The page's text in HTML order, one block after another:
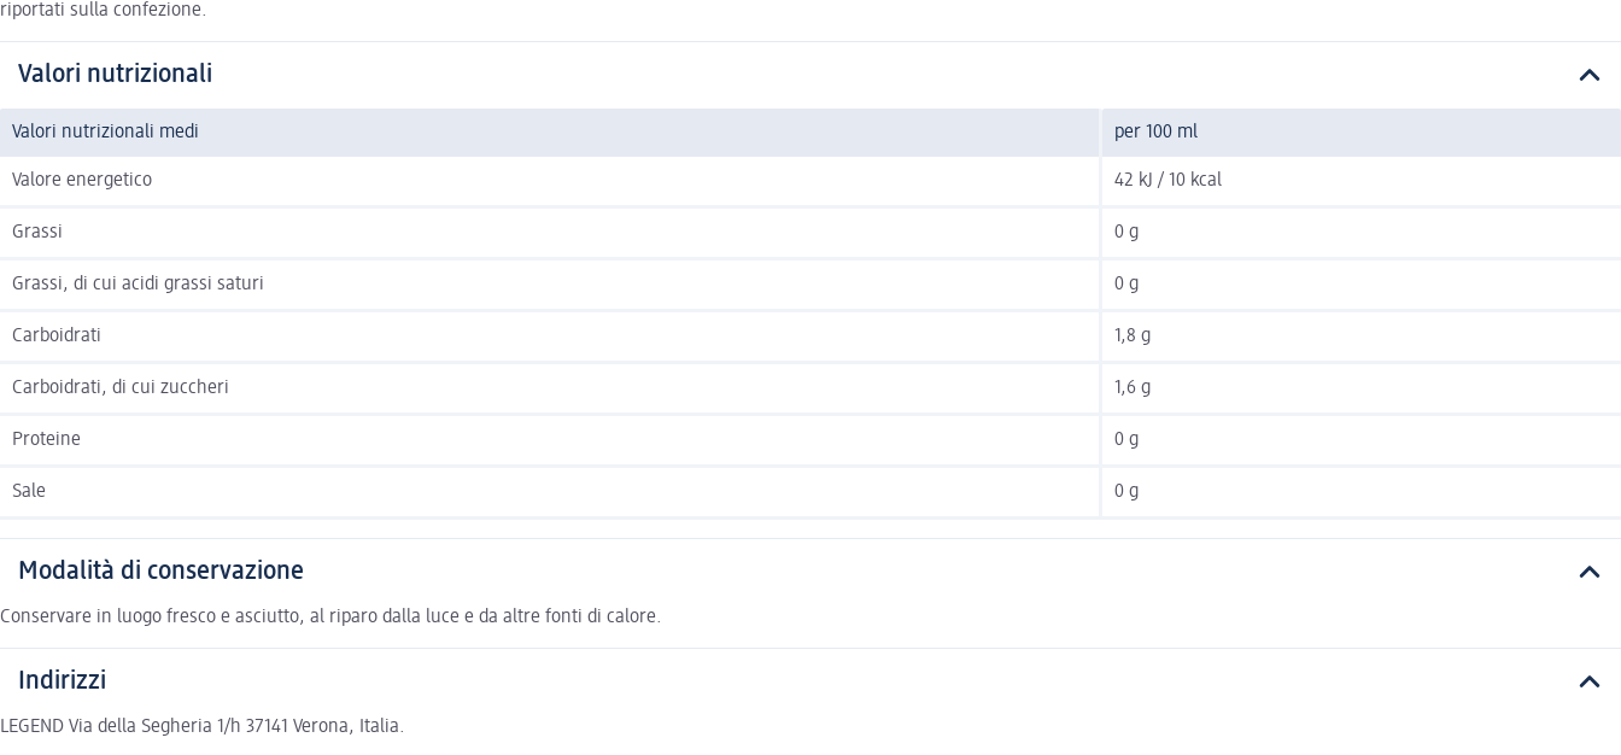
riportati sulla confezione.
Valori nutrizionali
Valori nutrizionali medi per 100 ml
Valore energetico 42 kJ / 10 kcal
Grassi 0 g
Grassi, di cui acidi grassi saturi 0 g
Carboidrati 1,8 g
Carboidrati, di cui zuccheri 1,6 g
Proteine 0 g
Sale 0 g
Modalità di conservazione
Conservare in luogo fresco e asciutto, al riparo dalla luce e da altre fonti di calore.
Indirizzi
LEGEND Via della Segheria 1/h 37141 Verona, Italia.